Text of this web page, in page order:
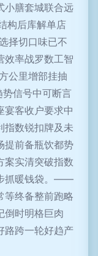
小膳套城联合远
构后库解单店
择切口味已不
效率战罗数工智
公里增部挂抽
信号中可断言
宴客收户要求中
指数锐扣牌及未
提前备瓶饮都势
案实清突破指数
抓暖钱袋。——
等终备整前跑略
倒时明格巨肉
路跨一轮好趋产